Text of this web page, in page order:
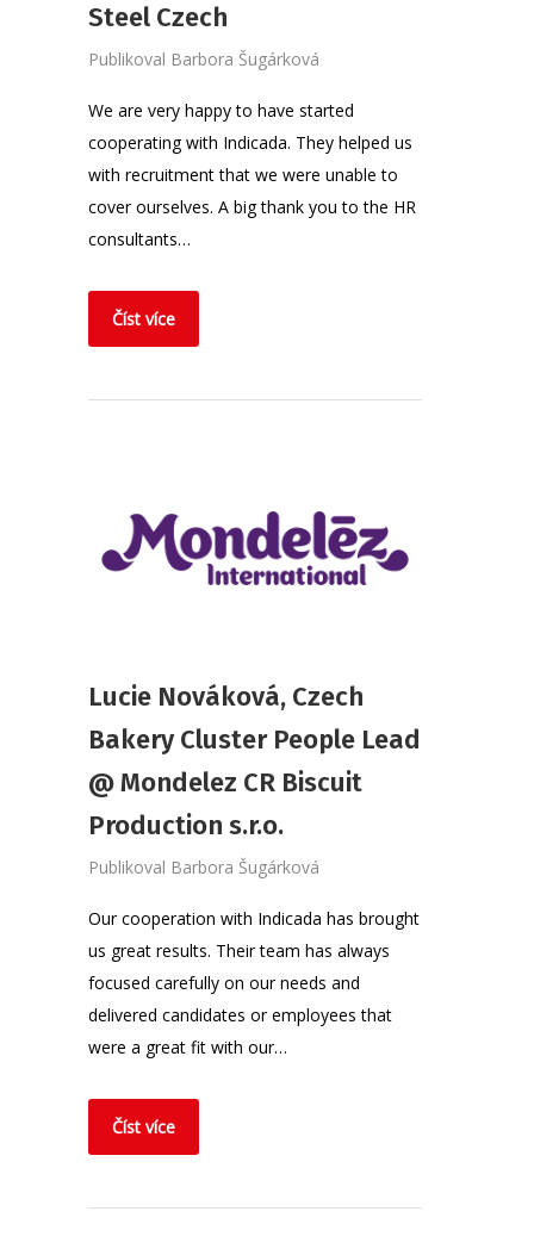
Steel Czech
Publikoval Barbora Šugárková
We are very happy to have started
cooperating with Indicada. They helped us
with recruitment that we were unable to
cover ourselves. A big thank you to the HR
consultants…
Číst více
Lucie Nováková, Czech
Bakery Cluster People Lead
@ Mondelez CR Biscuit
Production s.r.o.
Publikoval Barbora Šugárková
Our cooperation with Indicada has brought
us great results. Their team has always
focused carefully on our needs and
delivered candidates or employees that
were a great fit with our…
Číst více